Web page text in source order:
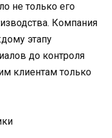
не только его
Компания
этапу
до контроля
клиентам только